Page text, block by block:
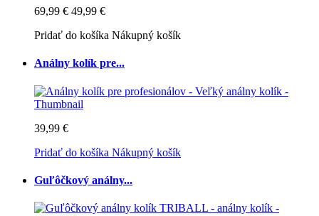
69,99 € 49,99 €
Pridať do košíka Nákupný košík
Análny kolík pre...
39,99 €
Pridať do košíka Nákupný košík
Guľôčkový análny...